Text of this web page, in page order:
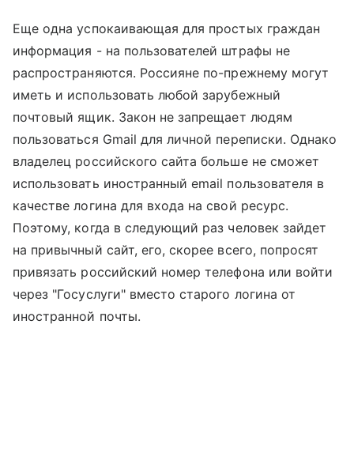
Еще одна успокаивающая для простых граждан
информация - на пользователей штрафы не
распространяются. Россияне по-прежнему могут
иметь и использовать любой зарубежный
почтовый ящик. Закон не запрещает людям
пользоваться Gmail для личной переписки. Однако
владелец российского сайта больше не сможет
использовать иностранный email пользователя в
качестве логина для входа на свой ресурс.
Поэтому, когда в следующий раз человек зайдет
на привычный сайт, его, скорее всего, попросят
привязать российский номер телефона или войти
через "Госуслуги" вместо старого логина от
иностранной почты.